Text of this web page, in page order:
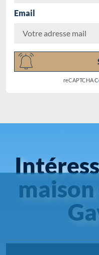
Email
reCAPTCHA